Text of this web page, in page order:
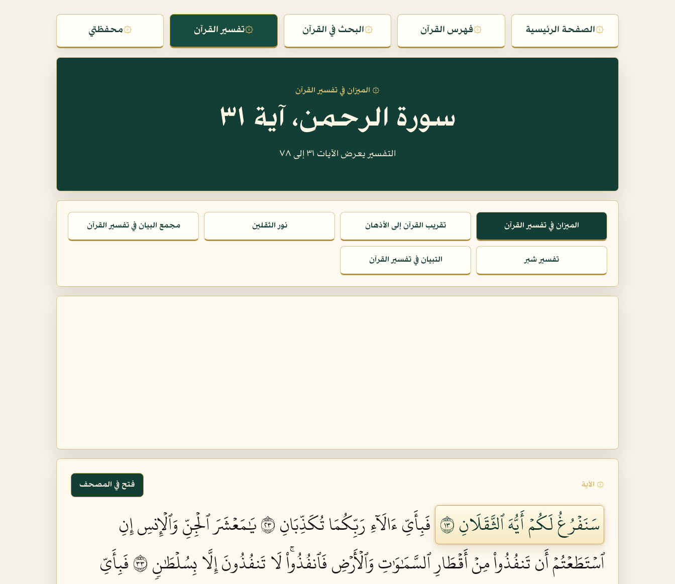
۞الصفحة الرئيسية ۞فهرس القرآن ۞البحث في القرآن ۞تفسير القرآن ۞محفظتي
۞ الميزان في تفسير القرآن
سورة الرحمن، آية ٣١
التفسير يعرض الآيات ٣١ إلى ٧٨
الميزان في تفسير القرآن تقريب القرآن إلى الأذهان نور الثقلين مجمع البيان في تفسير القرآن
تفسير شبر التبيان في تفسير القرآن
۞ الآية فتح في المصحف
سَنَفۡرُغُ لَكُمۡ أَيُّهَ ٱلثَّقَلَانِ ٣١ فَبِأَيِّ ءَالَآءِ رَبِّكُمَا تُكَذِّبَانِ ٣٢
يَٰمَعۡشَرَ ٱلۡجِنِّ وَٱلۡإِنسِ إِنِ
ٱسۡتَطَعۡتُمۡ أَن تَنفُذُواْ مِنۡ أَقۡطَارِ ٱلسَّمَٰوَٰتِ وَٱلۡأَرۡضِ فَٱنفُذُواْۚ لَا تَنفُذُونَ إِلَّا بِسُلۡطَٰنٖ ٣٣
فَبِأَيِّ